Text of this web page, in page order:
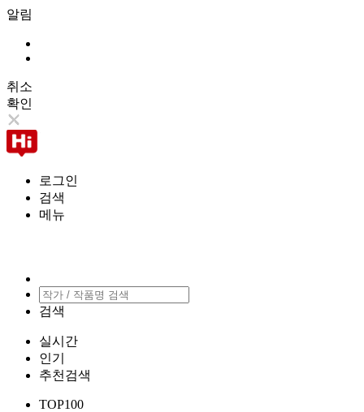
알림
취소
확인
로그인
검색
메뉴
검색
실시간
인기
추천검색
TOP100